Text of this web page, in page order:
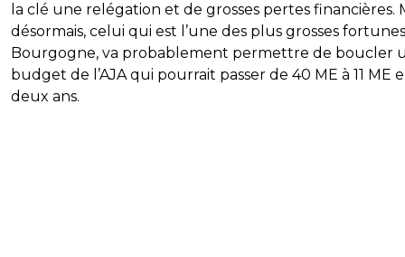
la clé une relégation et de grosses pertes financières.
désormais, celui qui est l’une des plus grosses
Bourgogne, va probablement permettre de boucler
budget de l’AJA qui pourrait passer de 40 ME à 11 ME
deux ans.